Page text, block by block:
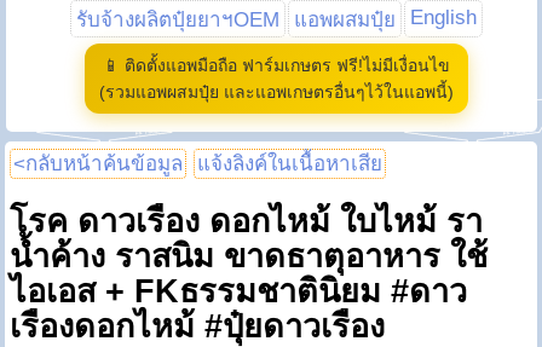
รับจ้างผลิตปุ๋ยยาฯOEM
แอพผสมปุ๋ย English
📱 ติดตั้งแอพมือถือ ฟาร์มเกษตร ฟรี!ไม่มีเงื่อนไข
(รวมแอพผสมปุ๋ย และแอพเกษตรอื่นๆไว้ในแอพนี้)
<กลับหน้าค้นข้อมูล แจ้งลิงค์ในเนื้อหาเสีย
โรค ดาวเรือง ดอกไหม้ ใบไหม้ รา
น้ำค้าง ราสนิม ขาดธาตุอาหาร ใช้
ไอเอส + FKธรรมชาตินิยม #ดาว
เรืองดอกไหม้ #ปุ๋ยดาวเรือง